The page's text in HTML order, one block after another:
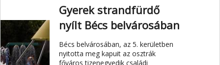
Gyerek strandfürdő
nyílt Bécs belvárosában
Bécs belvárosában, az 5. kerületben
nyitotta meg kapuit az osztrák
főváros tizenegyedik családi